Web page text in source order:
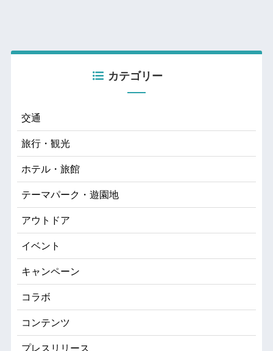
カテゴリー
交通
旅行・観光
ホテル・旅館
テーマパーク・遊園地
アウトドア
イベント
キャンペーン
コラボ
コンテンツ
プレスリリース